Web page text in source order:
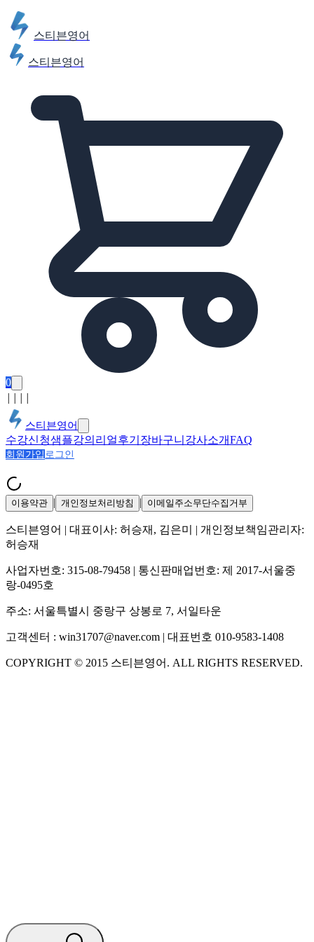
스티븐영어
스티븐영어
0
스티븐영어
수강신청샘플강의 리얼후기 장바구니 강사소개FAQ
회원가입 로그인
이용약관 | 개인정보처리방침 | 이메일주소무단수집거부
스티븐영어 | 대표이사: 허승재, 김은미
| 개인정보책임관리자:
허승재
사업자번호: 315-08-79458 | 통신판매업번호: 제 2017-서울중
랑-0495호
주소: 서울특별시 중랑구 상봉로 7, 서일타운
고객센터 : win31707@naver.com | 대표번호 010-9583-1408
COPYRIGHT © 2015 스티븐영어 . ALL RIGHTS RESERVED.